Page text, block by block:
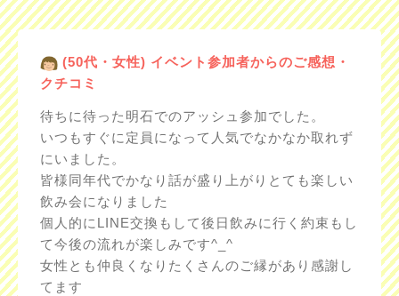
(50代・女性) イベント参加者からのご感想・
クチコミ
待ちに待った明石でのアッシュ参加でした。
いつもすぐに定員になって人気でなかなか取れず
にいました。
皆様同年代でかなり話が盛り上がりとても楽しい
飲み会になりました
個人的にLINE交換もして後日飲みに行く約束もし
て今後の流れが楽しみです^_^
女性とも仲良くなりたくさんのご縁があり感謝し
てます